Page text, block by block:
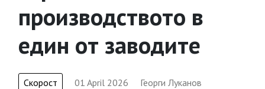
производството в
един от заводите
Скорост 01 April 2026 Георги Луканов